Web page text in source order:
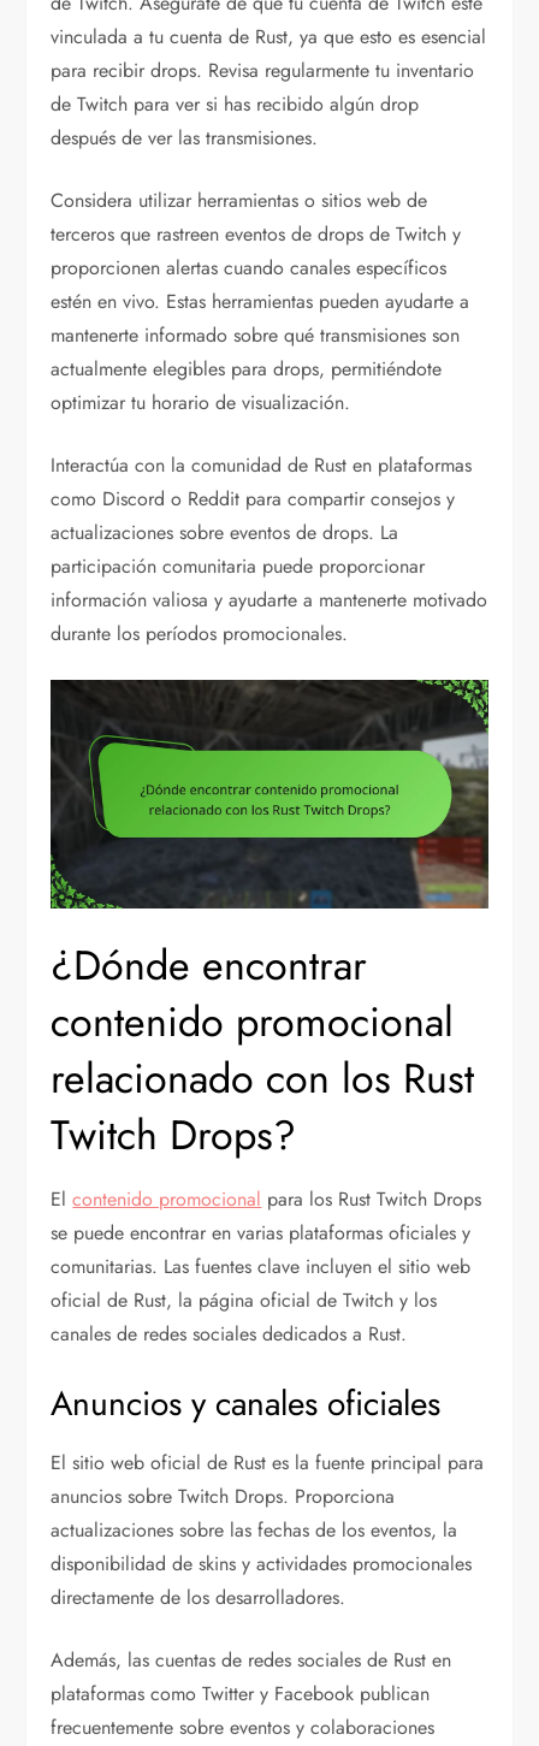
vinculada a tu cuenta de Rust, ya que esto es esencial
para recibir drops. Revisa regularmente tu inventario
de Twitch para ver si has recibido algún drop
después de ver las transmisiones.
Considera utilizar herramientas o sitios web de
terceros que rastreen eventos de drops de Twitch y
proporcionen alertas cuando canales específicos
estén en vivo. Estas herramientas pueden ayudarte a
mantenerte informado sobre qué transmisiones son
actualmente elegibles para drops, permitiéndote
optimizar tu horario de visualización.
Interactúa con la comunidad de Rust en plataformas
como Discord o Reddit para compartir consejos y
actualizaciones sobre eventos de drops. La
participación comunitaria puede proporcionar
información valiosa y ayudarte a mantenerte motivado
durante los períodos promocionales.
¿Dónde encontrar
contenido promocional
relacionado con los Rust
Twitch Drops?
Elcontenido promocional para los Rust Twitch Drops
se puede encontrar en varias plataformas oficiales y
comunitarias. Las fuentes clave incluyen el sitio web
oficial de Rust, la página oficial de Twitch y los
canales de redes sociales dedicados a Rust.
Anuncios y canales oficiales
El sitio web oficial de Rust es la fuente principal para
anuncios sobre Twitch Drops. Proporciona
actualizaciones sobre las fechas de los eventos, la
disponibilidad de skins y actividades promocionales
directamente de los desarrolladores.
Además, las cuentas de redes sociales de Rust en
plataformas como Twitter y Facebook publican
frecuentemente sobre eventos y colaboraciones